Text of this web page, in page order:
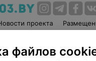
проекта
соглашение
файлов